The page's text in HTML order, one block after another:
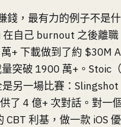
錢，最有力的例子不是
自己 burnout 之後離
+ 下載做到了約 $30M
突破 1900 萬+。Stoic
另一場比賽：
了 4 億+ 次對話。對
利基，做一款 iOS